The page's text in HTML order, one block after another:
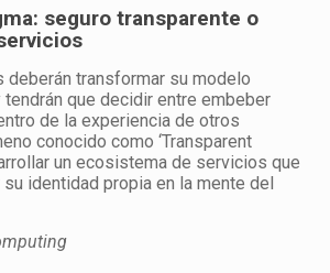
seguro transparente o
deberán transformar su modelo
que decidir entre embeber
de la experiencia de otros
conocido como ‘Transparent
un ecosistema de servicios que
identidad propia en la mente del